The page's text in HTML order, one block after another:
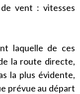
vent : vitesses
laquelle de ces
la route directe,
la plus évidente,
prévue au départ